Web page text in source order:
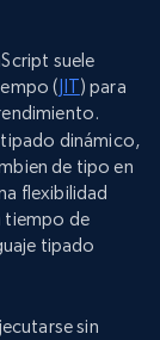
suele
( JIT) para
dinámico,
de tipo en
flexibilidad
tiempo de
tipado
sin